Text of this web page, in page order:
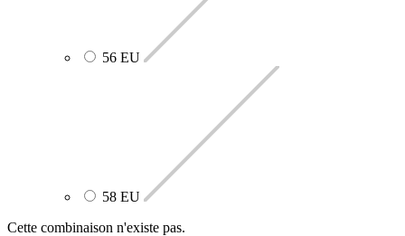
56 EU
58 EU
Cette combinaison n'existe pas.